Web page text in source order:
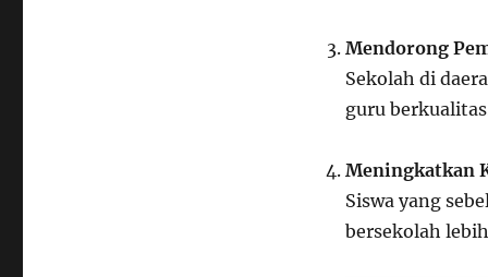
Mendorong
Sekolah di
guru
Meningkatkan
Siswa yang
bersekolah